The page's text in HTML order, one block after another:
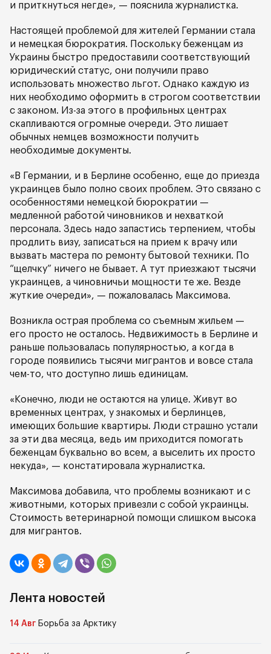
и приткнуться негде», — пояснила журналистка.
Настоящей проблемой для жителей Германии стала
и немецкая бюрократия. Поскольку беженцам из
Украины быстро предоставили соответствующий
юридический статус, они получили право
использовать множество льгот. Однако каждую из
них необходимо оформить в строгом соответствии
с законом. Из-за этого в профильных центрах
скапливаются огромные очереди. Это лишает
обычных немцев возможности получить
необходимые документы.
«В Германии, и в Берлине особенно, еще до приезда
украинцев было полно своих проблем. Это связано с
особенностями немецкой бюрократии —
медленной работой чиновников и нехваткой
персонала. Здесь надо запастись терпением, чтобы
продлить визу, записаться на прием к врачу или
вызвать мастера по ремонту бытовой техники. По
“щелчку” ничего не бывает. А тут приезжают тысячи
украинцев, а чиновничьи мощности те же. Везде
жуткие очереди», — пожаловалась Максимова.
Возникла острая проблема со съемным жильем —
его просто не осталось. Недвижимость в Берлине и
раньше пользовалась популярностью, а когда в
городе появились тысячи мигрантов и вовсе стала
чем-то, что доступно лишь единицам.
«Конечно, люди не остаются на улице. Живут во
временных центрах, у знакомых и берлинцев,
имеющих большие квартиры. Люди страшно устали
за эти два месяца, ведь им приходится помогать
беженцам буквально во всем, а выселить их просто
некуда», — констатировала журналистка.
Максимова добавила, что проблемы возникают и с
животными, которых привезли с собой украинцы.
Стоимость ветеринарной помощи слишком высока
для мигрантов.
Лента новостей
14 Авг Борьба за Арктику